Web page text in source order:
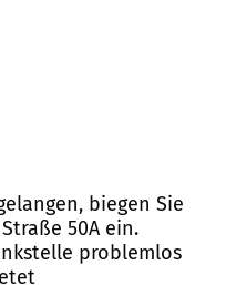
biegen Sie
50A ein.
problemlos